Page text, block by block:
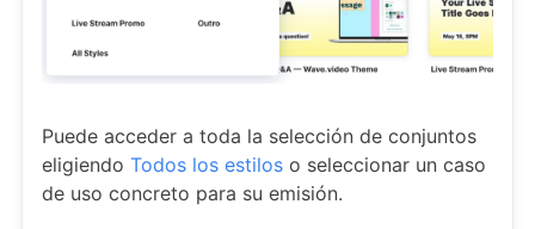
Puede acceder a toda la selección de conjuntos
eligiendo Todos los estilos o seleccionar un caso
de uso concreto para su emisión.